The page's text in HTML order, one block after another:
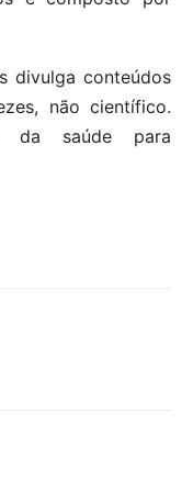
divulga conteúdos
não científico.
da saúde para